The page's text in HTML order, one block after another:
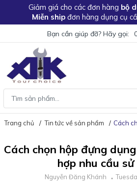
Giảm giá cho các đơn hàng bộ
Miễn ship đơn hàng dụng cụ
Bạn cần giúp đỡ? Hãy gọi:
Trang chủ Tin tức về sản phẩm Cách
Cách chọn hộp đựng
hợp nhu cầu
Nguyễn Đăng Khánh